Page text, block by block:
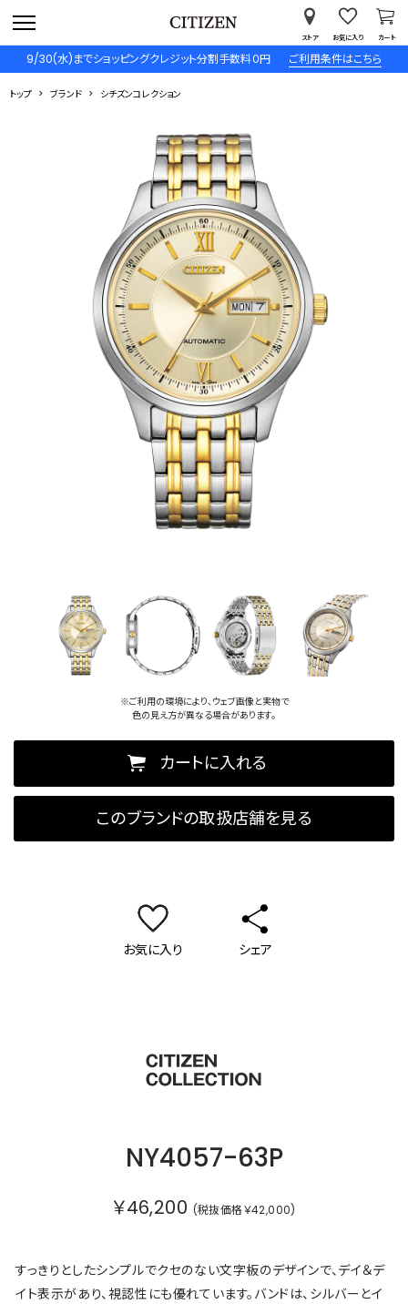
9/30(水)までショッピングクレジット分割手数料０円 ご利用条件はこちら
ストア お気に入り カート
トップ ブランド シチズンコレクション
※ご利用の環境により、ウェブ画像と実物で
色の見え方が異なる場合があります。
カートに入れる
このブランドの取扱店舗を見る
お気に入り シェア
NY4057-63P
￥46,200 (税抜価格￥42,000)
すっきりとしたシンプルでクセのない文字板のデザインで、デイ＆デ
イト表示があり、視認性にも優れています。バンドは、シルバーとイ